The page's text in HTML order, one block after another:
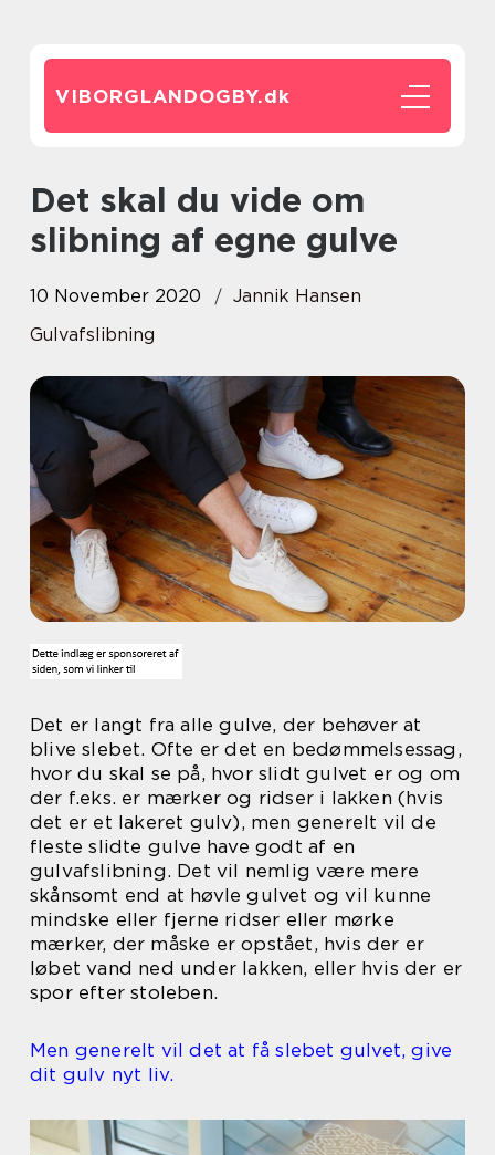
VIBORGLANDOGBY.dk
Det skal du vide om
slibning af egne gulve
10 November 2020
Jannik Hansen
Gulvafslibning
Det er langt fra alle gulve, der behøver at
blive slebet. Ofte er det en bedømmelsessag,
hvor du skal se på, hvor slidt gulvet er og om
der f.eks. er mærker og ridser i lakken (hvis
det er et lakeret gulv), men generelt vil de
fleste slidte gulve have godt af en
gulvafslibning. Det vil nemlig være mere
skånsomt end at høvle gulvet og vil kunne
mindske eller fjerne ridser eller mørke
mærker, der måske er opstået, hvis der er
løbet vand ned under lakken, eller hvis der er
spor efter stoleben.
Men generelt vil det at få slebet gulvet, give
dit gulv nyt liv.